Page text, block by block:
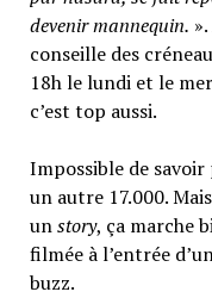
devenir mannequin.
conseille des
18h le lundi et le
c’est top aussi.
Impossible de
un autre 17.000.
unstory, ça marche
filmée à l’entrée
buzz.